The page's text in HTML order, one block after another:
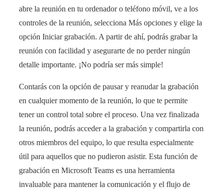
abre la reunión en tu ordenador o teléfono móvil, ve a los
controles de la reunión, selecciona Más opciones y elige la
opción Iniciar grabación. A partir de ahí, podrás grabar la
reunión con facilidad y asegurarte de no perder ningún
detalle importante. ¡No podría ser más simple!
Contarás con la opción de pausar y reanudar la grabación
en cualquier momento de la reunión, lo que te permite
tener un control total sobre el proceso. Una vez finalizada
la reunión, podrás acceder a la grabación y compartirla con
otros miembros del equipo, lo que resulta especialmente
útil para aquellos que no pudieron asistir. Esta función de
grabación en Microsoft Teams es una herramienta
invaluable para mantener la comunicación y el flujo de